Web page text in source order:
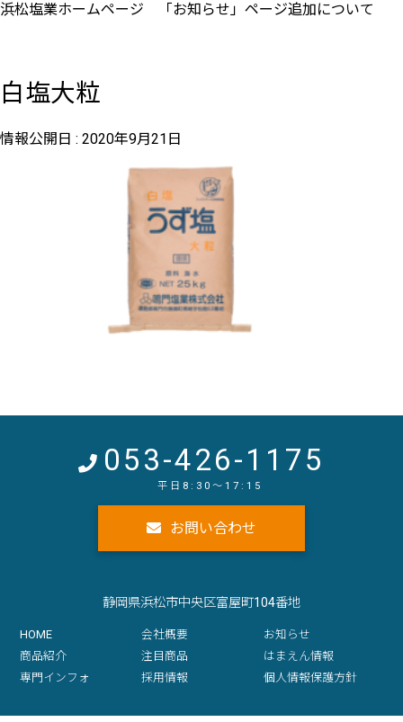
浜松塩業ホームページ 「お知らせ」ページ追加について
白塩大粒
情報公開日 : 2020年9月21日
静岡県浜松市中央区富屋町104番地
053-426-1175
お問い合わせ
HOME 会社概要
お知らせ
商品紹介
注目商品
はまえん情報
専門インフォ
採用情報 個人情報保護方針